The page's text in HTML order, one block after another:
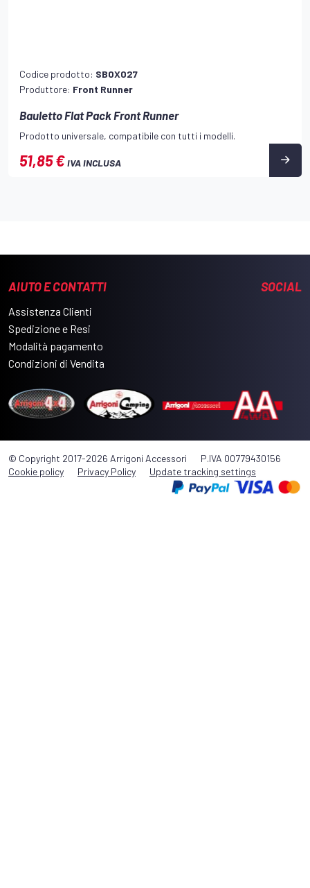
Codice prodotto: SBOX027
Produttore: Front Runner
Bauletto Flat Pack Front Runner
Prodotto universale, compatibile con tutti i modelli.
51,85 €IVA INCLUSA
AIUTO E CONTATTI
Assistenza Clienti
Spedizione e Resi
Modalità pagamento
Condizioni di Vendita
SOCIAL
© Copyright 2017-2026 Arrigoni Accessori
P.IVA 00779430156
Cookie policy
Privacy Policy Update tracking settings